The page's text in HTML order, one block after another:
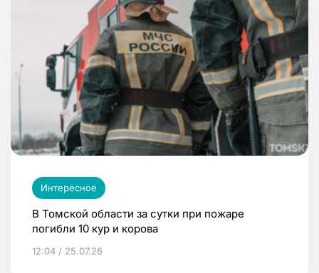
Интересное
В Томской области за сутки при пожаре
погибли 10 кур и корова
12:04 / 25.07.26